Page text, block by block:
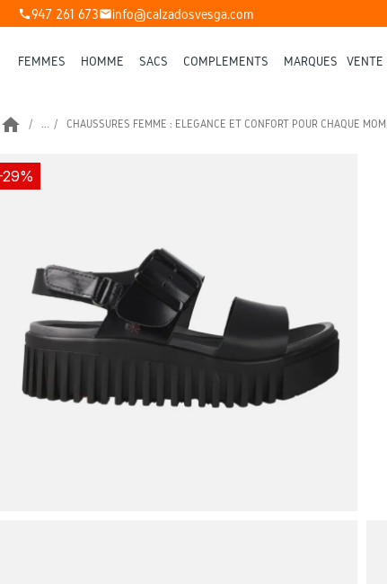
phone947 261 673mailinfo@calzadosvesga.com
FEMMES HOMME SACS COMPLÉMENTS MARQUES VENTE
home ... CHAUSSURES FEMME : ÉLÉGANCE ET CONFORT POUR CHAQUE